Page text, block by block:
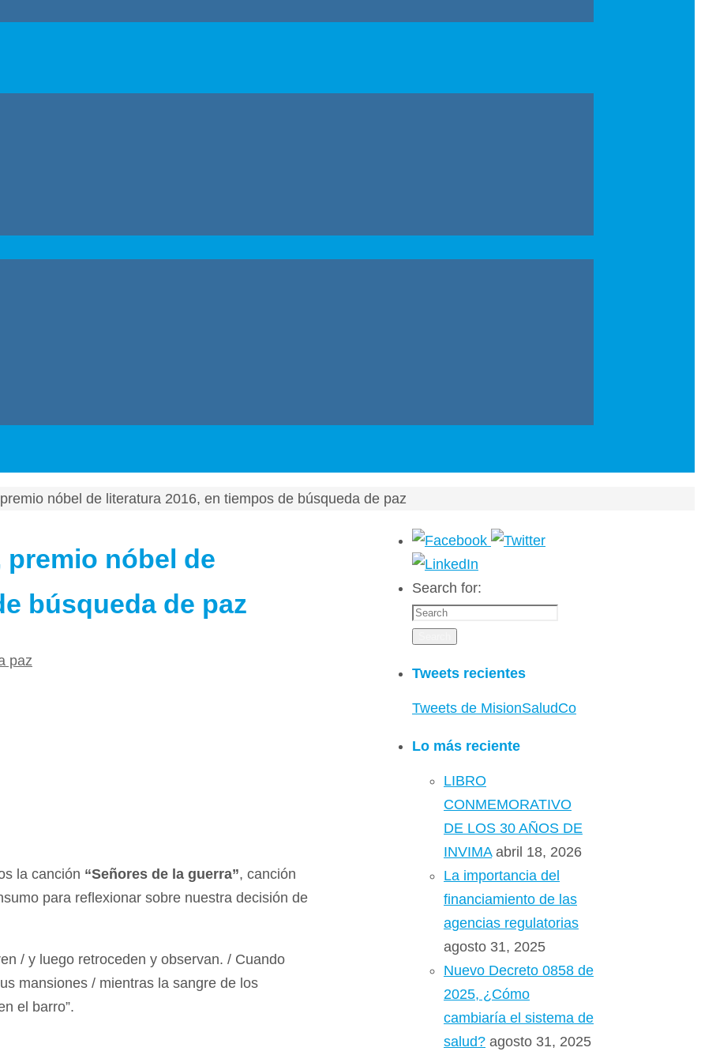
nóbel de literatura 2016, en tiempos de búsqueda de paz
nóbel de
búsqueda de paz
paz
la canción “Señores de la guerra”, canción
para reflexionar sobre nuestra decisión de
/ y luego retroceden y observan. / Cuando
mansiones / mientras la sangre de los
el barro”.
Search for:
Tweets recientes
Tweets de MisionSaludCo
Lo más reciente
LIBRO
CONMEMORATIVO
DE LOS 30 AÑOS DE
INVIMA abril 18, 2026
La importancia del
financiamiento de las
agencias regulatorias
agosto 31, 2025
Nuevo Decreto 0858 de
2025, ¿Cómo
cambiaría el sistema de
salud? agosto 31, 2025